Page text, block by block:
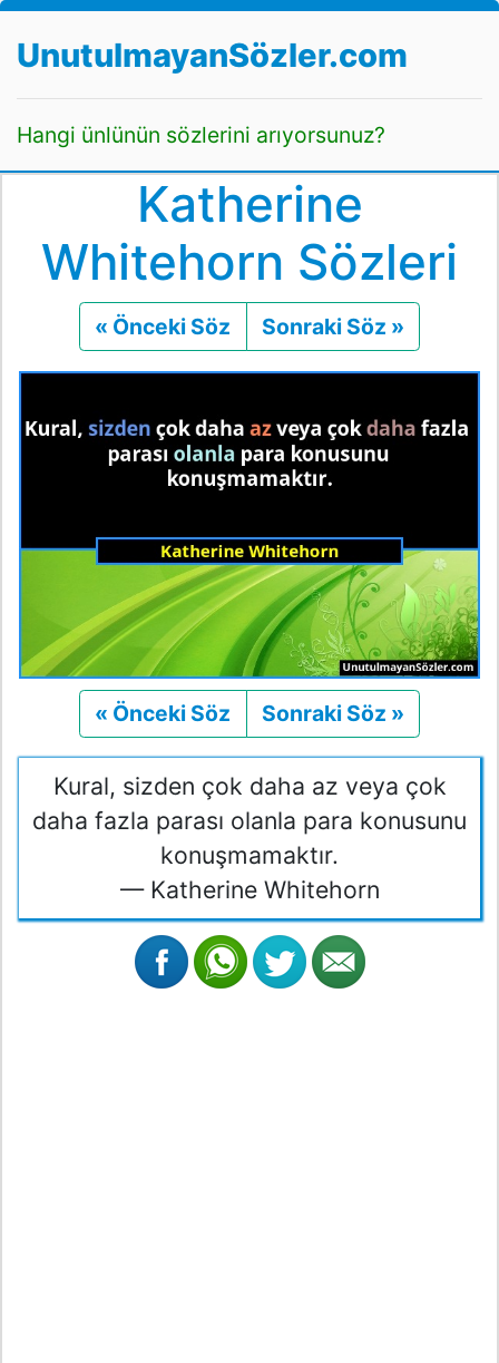
UnutulmayanSözler.com
Hangi ünlünün sözlerini arıyorsunuz?
Katherine
Whitehorn Sözleri
« Önceki Söz Önceki
Sonraki Söz »
« Önceki Söz Önceki
Sonraki Söz »
Kural, sizden çok daha az veya çok
daha fazla parası olanla para konusunu
konuşmamaktır.
— Katherine Whitehorn